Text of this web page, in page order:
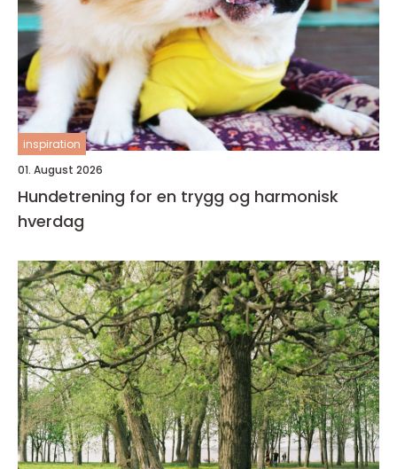
inspiration
01. August 2026
Hundetrening for en trygg og harmonisk
hverdag